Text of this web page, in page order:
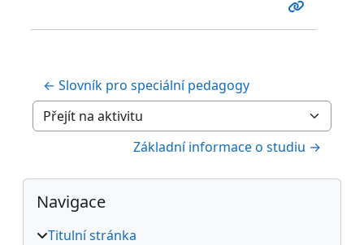
← Slovník pro speciální pedagogy
Přejít na aktivitu
Základní informace o studiu →
Bloky
Přeskočit: Navigace
Navigace
Titulní stránka